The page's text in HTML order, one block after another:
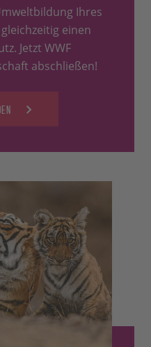
Ihres
einen
Jetzt WWF
abschließen!